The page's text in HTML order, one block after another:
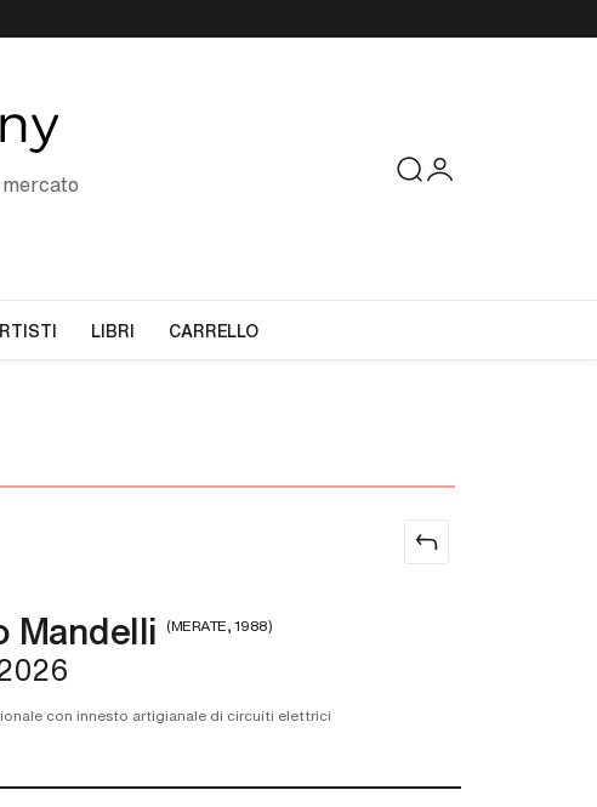
LIBRI CARRELLO
Mandelli (MERATE, 1988)
con innesto artigianale di circuiti elettrici